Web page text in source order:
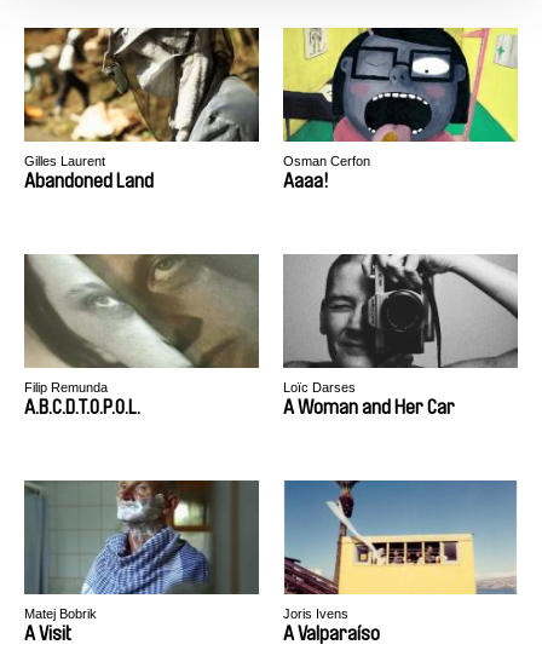
Gilles Laurent
Abandoned Land
Osman Cerfon
Aaaa!
Filip Remunda
A.B.C.D.T.O.P.O.L.
Loïc Darses
A Woman and Her Car
Matej Bobrik
A Visit
Joris Ivens
A Valparaíso